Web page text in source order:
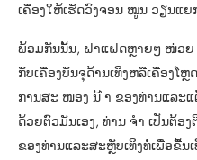
ເຄື່ອງໃຫ້ເຮັດວົງຈອນ ໝູນ ວຽນແຍ
ພ້ອມກັນນັ້ນ, ຝາແຝດຫຼາຍໆ ໜ່ວຍ
ກັບເຄື່ອງບັນຈຸດ້ານເທິງຫລືເຄື່ອງໂ
ການສະ ໜອງ ນ້ ຳ ຂອງທ່ານແລະ
ດ້ວຍຕົວມັນເອງ, ທ່ານ ຈຳ ເປັນຕ້ອ
ຂອງທ່ານແລະສະຫຼັບເທິງທໍ່ເພື່ອຂື້ນ